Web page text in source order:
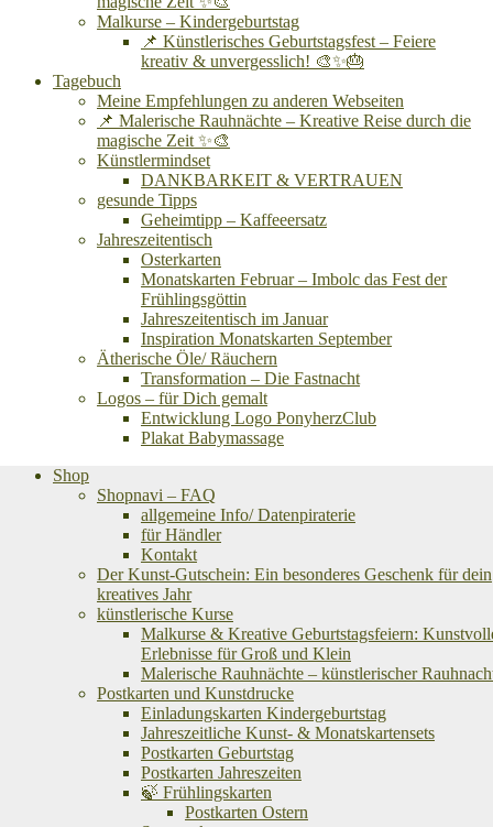
Malkurse – Kindergeburtstag
📌 Künstlerisches Geburtstagsfest – Feiere
kreativ & unvergesslich! 🎨✨🎂
Tagebuch
Meine Empfehlungen zu anderen Webseiten
📌 Malerische Rauhnächte – Kreative Reise durch die
magische Zeit ✨🎨
Künstlermindset
DANKBARKEIT & VERTRAUEN
gesunde Tipps
Geheimtipp – Kaffeeersatz
Jahreszeitentisch
Osterkarten
Monatskarten Februar – Imbolc das Fest der
Frühlingsgöttin
Jahreszeitentisch im Januar
Inspiration Monatskarten September
Ätherische Öle/ Räuchern
Transformation – Die Fastnacht
Logos – für Dich gemalt
Entwicklung Logo PonyherzClub
Plakat Babymassage
Shop
Shopnavi – FAQ
allgemeine Info/ Datenpiraterie
für Händler
Kontakt
Der Kunst-Gutschein: Ein besonderes Geschenk für dein
kreatives Jahr
künstlerische Kurse
Malkurse & Kreative Geburtstagsfeiern:
Erlebnisse für Groß und Klein
Malerische Rauhnächte – künstlerischer
Postkarten und Kunstdrucke
Einladungskarten Kindergeburtstag
Jahreszeitliche Kunst- & Monatskartensets
Postkarten Geburtstag
Postkarten Jahreszeiten
🍃 Frühlingskarten
Postkarten Ostern